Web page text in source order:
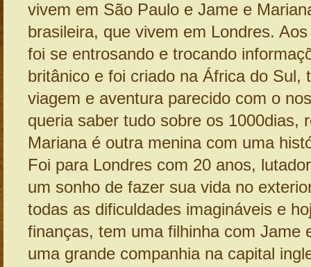
vivem em São Paulo e Jame e
brasileira, que vivem em Londres.
foi se entrosando e trocando
britânico e foi criado na África do Sul,
viagem e aventura parecido com o
queria saber tudo sobre os 1000dias,
Mariana é outra menina com uma
Foi para Londres com 20 anos,
um sonho de fazer sua vida no
todas as dificuldades imagináveis e
finanças, tem uma filhinha com Jame
uma grande companhia na capital